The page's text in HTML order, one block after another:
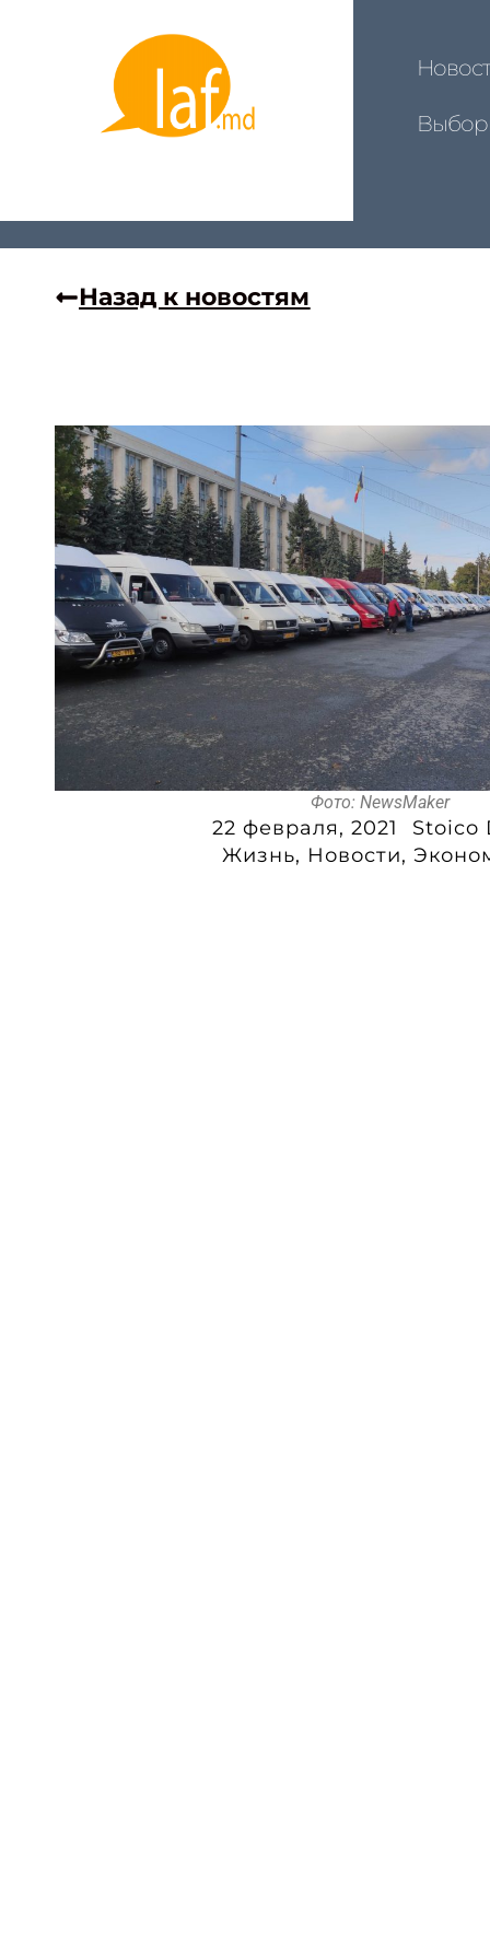
Назад к новостям
Фото: NewsMaker
22 февраля, 2021
Stoico
Жизнь, Новости,